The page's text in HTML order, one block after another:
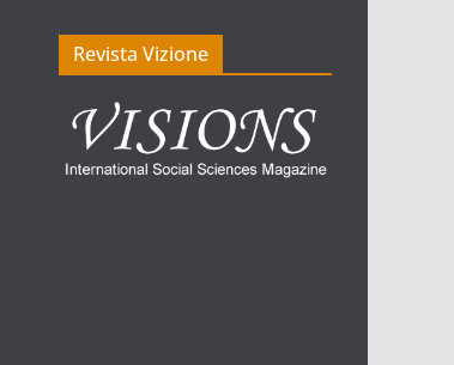
Revista Vizione